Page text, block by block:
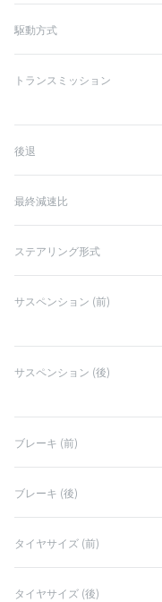
駆動方式
トランスミッション
後退
最終減速比
ステアリング形式
サスペンション (前)
サスペンション (後)
ブレーキ (前)
ブレーキ (後)
タイヤサイズ (前)
タイヤサイズ (後)